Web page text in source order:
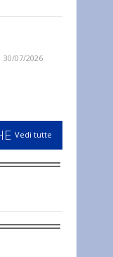
30/07/2026
Vedi tutte